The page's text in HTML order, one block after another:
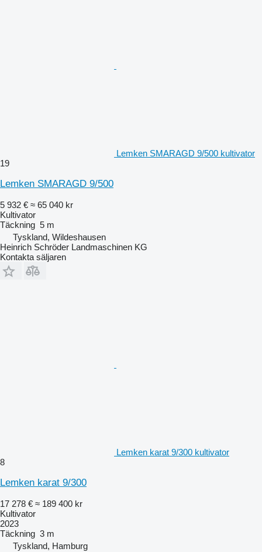
Lemken SMARAGD 9/500 kultivator
19
Lemken SMARAGD 9/500
5 932 € ≈ 65 040 kr
Kultivator
Täckning 5 m
Tyskland, Wildeshausen
Heinrich Schröder Landmaschinen KG
Kontakta säljaren
Lemken karat 9/300 kultivator
8
Lemken karat 9/300
17 278 € ≈ 189 400 kr
Kultivator
2023
Täckning 3 m
Tyskland, Hamburg